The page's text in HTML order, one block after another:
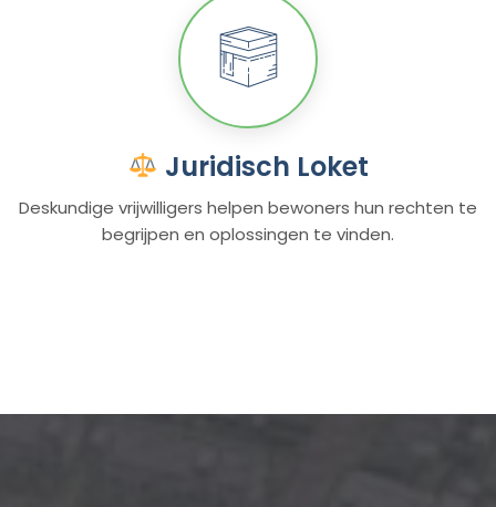
Juridisch Loket
Deskundige vrijwilligers helpen bewoners hun rechten te
begrijpen en oplossingen te vinden.